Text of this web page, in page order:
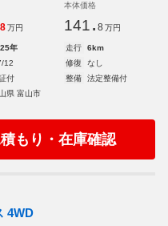
8 万円
本体価格
141. 8 万円
年 走行
6km
12 修復
なし
付 整備
法定整備付
県 富山市
積もり・在庫確認
4WD